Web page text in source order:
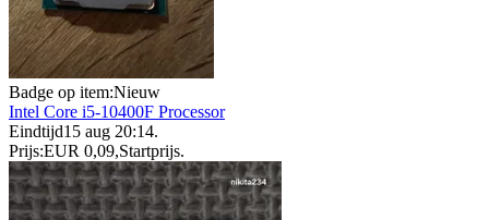
Badge op item:Nieuw
Intel Core i5-10400F Processor
Eindtijd15 aug 20:14.
Prijs:EUR 0,09,Startprijs.